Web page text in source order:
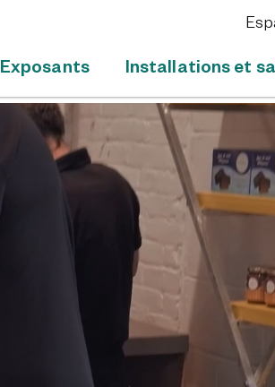
Exposants Installations et